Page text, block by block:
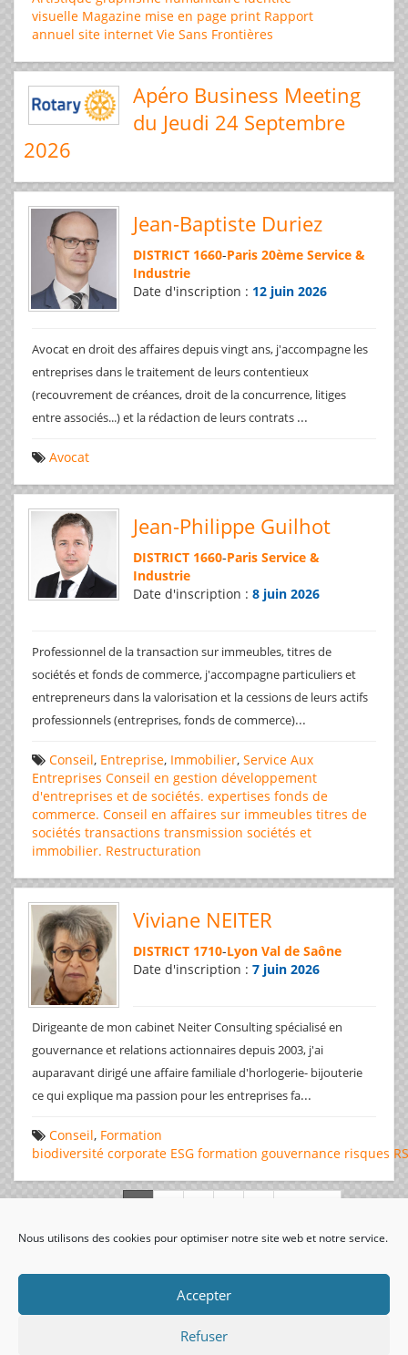
Nous utilisons des cookies pour optimiser notre site web et notre service.
Accepter
Refuser
visuelle Magazine mise en page print Rapport
annuel site internet Vie Sans Frontières
Apéro Business Meeting
du Jeudi 24 Septembre
2026
Jean-Baptiste Duriez
DISTRICT 1660-Paris 20ème Service &
Industrie
Date d'inscription : 12 juin 2026
Avocat en droit des affaires depuis vingt ans, j'accompagne les
entreprises dans le traitement de leurs contentieux
(recouvrement de créances, droit de la concurrence, litiges
entre associés...) et la rédaction de leurs contrats ...
Avocat
Jean-Philippe Guilhot
DISTRICT 1660-Paris Service &
Industrie
Date d'inscription : 8 juin 2026
Professionnel de la transaction sur immeubles, titres de
sociétés et fonds de commerce, j'accompagne particuliers et
entrepreneurs dans la valorisation et la cessions de leurs actifs
professionnels (entreprises, fonds de commerce)...
Conseil, Entreprise, Immobilier, Service Aux
Entreprises Conseil en gestion développement
d'entreprises et de sociétés. expertises fonds de
commerce. Conseil en affaires sur immeubles titres de
sociétés transactions transmission sociétés et
immobilier. Restructuration
Viviane NEITER
DISTRICT 1710-Lyon Val de Saône
Date d'inscription : 7 juin 2026
Dirigeante de mon cabinet Neiter Consulting spécialisé en
gouvernance et relations actionnaires depuis 2003, j'ai
auparavant dirigé une affaire familiale d'horlogerie- bijouterie
ce qui explique ma passion pour les entreprises fa...
Conseil, Formation
biodiversité corporate ESG formation gouvernance risques
visiteurs uniques: